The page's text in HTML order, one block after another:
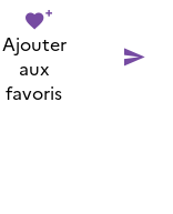
Ajouter
aux
favoris